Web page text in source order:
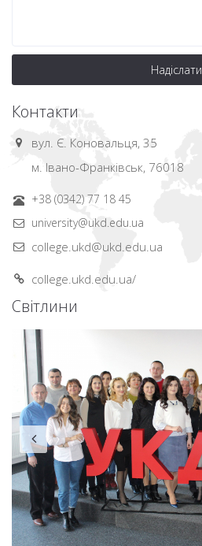
Надіслати
Контакти
вул. Є. Коновальця, 35
м. Івано-Франківськ, 76018
+38 (0342) 77 18 45
university@ukd.edu.ua
college.ukd@ukd.edu.ua
college.ukd.edu.ua/
Світлини